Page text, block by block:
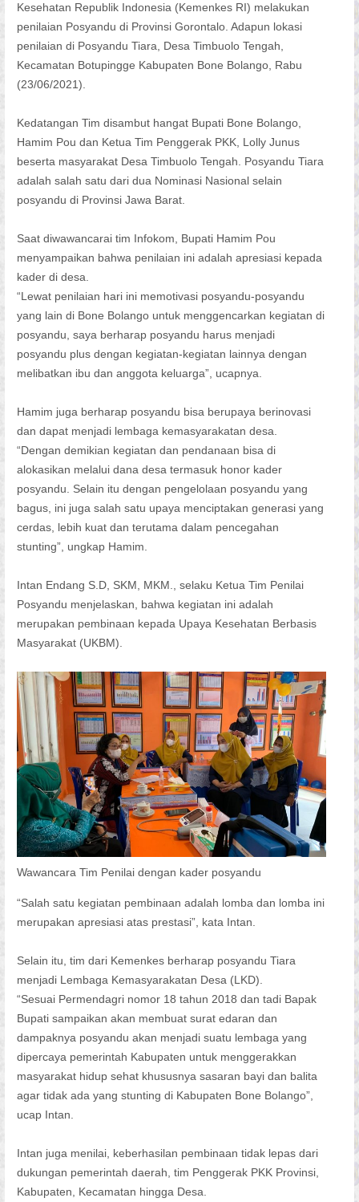
Kesehatan Republik Indonesia (Kemenkes RI) melakukan
penilaian Posyandu di Provinsi Gorontalo. Adapun lokasi
penilaian di Posyandu Tiara, Desa Timbuolo Tengah,
Kecamatan Botupingge Kabupaten Bone Bolango, Rabu
(23/06/2021).
Kedatangan Tim disambut hangat Bupati Bone Bolango,
Hamim Pou dan Ketua Tim Penggerak PKK, Lolly Junus
beserta masyarakat Desa Timbuolo Tengah. Posyandu Tiara
adalah salah satu dari dua Nominasi Nasional selain
posyandu di Provinsi Jawa Barat.
Saat diwawancarai tim Infokom, Bupati Hamim Pou
menyampaikan bahwa penilaian ini adalah apresiasi kepada
kader di desa.
“Lewat penilaian hari ini memotivasi posyandu-posyandu
yang lain di Bone Bolango untuk menggencarkan kegiatan di
posyandu, saya berharap posyandu harus menjadi
posyandu plus dengan kegiatan-kegiatan lainnya dengan
melibatkan ibu dan anggota keluarga”, ucapnya.
Hamim juga berharap posyandu bisa berupaya berinovasi
dan dapat menjadi lembaga kemasyarakatan desa.
“Dengan demikian kegiatan dan pendanaan bisa di
alokasikan melalui dana desa termasuk honor kader
posyandu. Selain itu dengan pengelolaan posyandu yang
bagus, ini juga salah satu upaya menciptakan generasi yang
cerdas, lebih kuat dan terutama dalam pencegahan
stunting”, ungkap Hamim.
Intan Endang S.D, SKM, MKM., selaku Ketua Tim Penilai
Posyandu menjelaskan, bahwa kegiatan ini adalah
merupakan pembinaan kepada Upaya Kesehatan Berbasis
Masyarakat (UKBM).
Wawancara Tim Penilai dengan kader posyandu
“Salah satu kegiatan pembinaan adalah lomba dan lomba ini
merupakan apresiasi atas prestasi”, kata Intan.
Selain itu, tim dari Kemenkes berharap posyandu Tiara
menjadi Lembaga Kemasyarakatan Desa (LKD).
“Sesuai Permendagri nomor 18 tahun 2018 dan tadi Bapak
Bupati sampaikan akan membuat surat edaran dan
dampaknya posyandu akan menjadi suatu lembaga yang
dipercaya pemerintah Kabupaten untuk menggerakkan
masyarakat hidup sehat khususnya sasaran bayi dan balita
agar tidak ada yang stunting di Kabupaten Bone Bolango”,
ucap Intan.
Intan juga menilai, keberhasilan pembinaan tidak lepas dari
dukungan pemerintah daerah, tim Penggerak PKK Provinsi,
Kabupaten, Kecamatan hingga Desa.